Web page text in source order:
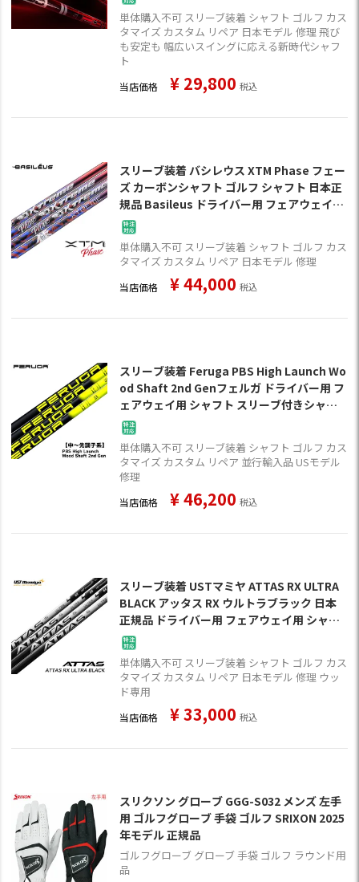
単体購入不可 スリーブ装着 シャフト ゴルフ カス
タマイズ カスタム リペア 日本モデル 修理 飛び
も安定も 幅広いスイングに応える新時代シャフ
ト
当店価格 ¥ 29,800 税込
スリーブ装着 バシレウス XTM Phase フェー
ズ カーボンシャフト ゴルフ シャフト 日本正
規品 Basileus ドライバー用 フェアウェイ用
シャフト スリーブ付きシャフト【単品購入不
可】
単体購入不可 スリーブ装着 シャフト ゴルフ カス
タマイズ カスタム リペア 日本モデル 修理
当店価格 ¥44,000 税込
スリーブ装着 Feruga PBS High Launch Wo
od Shaft 2nd Genフェルガ ドライバー用 フ
ェアウェイ用 シャフト スリーブ付きシャフ
ト USA直輸入品【単品購入不可】
単体購入不可 スリーブ装着 シャフト ゴルフ カス
タマイズ カスタム リペア 並行輸入品 USモデル
修理
当店価格 ¥46,200 税込
スリーブ装着 USTマミヤ ATTAS RX ULTRA
BLACK アッタス RX ウルトラブラック 日本
正規品 ドライバー用 フェアウェイ用 シャフ
ト スリーブ付きシャフト【単品購入不可】
単体購入不可 スリーブ装着 シャフト ゴルフ カス
タマイズ カスタム リペア 日本モデル 修理 ウッ
ド専用
当店価格 ¥33,000 税込
スリクソン グローブ GGG-S032 メンズ 左手
用 ゴルフグローブ 手袋 ゴルフ SRIXON 2025
年モデル 正規品
ゴルフグローブ グローブ 手袋 ゴルフ ラウンド用
品